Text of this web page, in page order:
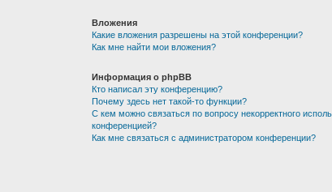
Вложения
Какие вложения разрешены на этой конференции?
Как мне найти мои вложения?
Информация о phpBB
Кто написал эту конференцию?
Почему здесь нет такой-то функции?
С кем можно связаться по вопросу некорректного
конференцией?
Как мне связаться с администратором конференции?